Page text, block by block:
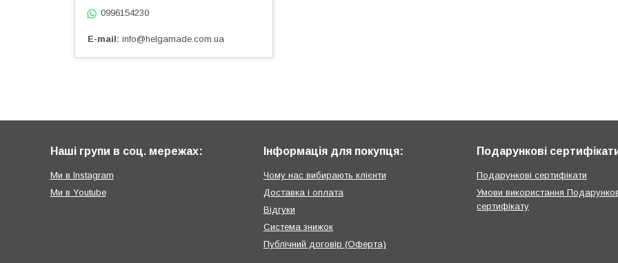
0996154230
E-mail info@helgamade.com.ua
Наші групи в соц. мережах:
Ми в Instagram
Ми в Youtube
Інформація для покупця:
Чому нас вибирають клієнти
Доставка і оплата
Відгуки
Система знижок
Публічний договір (Оферта)
Подарункові
Подарункові сертифікати
Умови використання
сертифікату